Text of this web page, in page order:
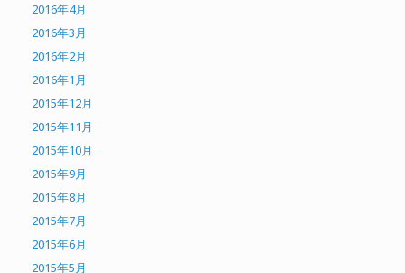
2016年4月
2016年3月
2016年2月
2016年1月
2015年12月
2015年11月
2015年10月
2015年9月
2015年8月
2015年7月
2015年6月
2015年5月